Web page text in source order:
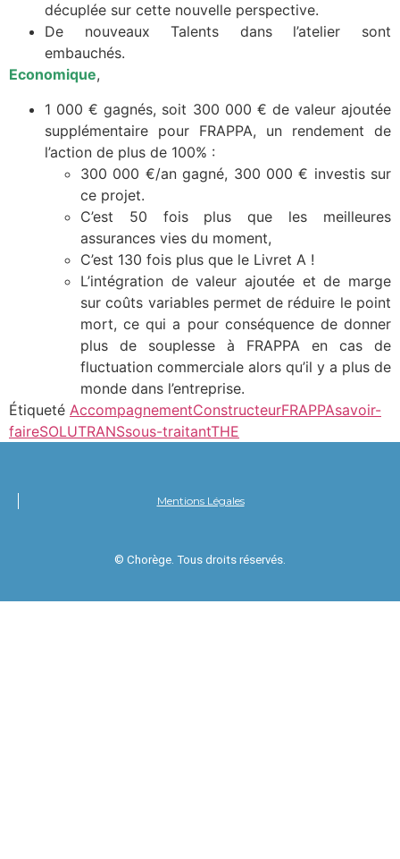
décuplée sur cette nouvelle perspective.
De nouveaux Talents dans l’atelier sont
embauchés.
Economique,
1 000 € gagnés, soit 300 000 € de valeur ajoutée
supplémentaire pour FRAPPA, un rendement de
l’action de plus de 100% :
300 000 €/an gagné, 300 000 € investis sur
ce projet.
C’est 50 fois plus que les meilleures
assurances vies du moment,
C’est 130 fois plus que le Livret A !
L’intégration de valeur ajoutée et de marge
sur coûts variables permet de réduire le point
mort, ce qui a pour conséquence de donner
plus de souplesse à FRAPPA en cas de
fluctuation commerciale alors qu’il y a plus de
monde dans l’entreprise.
Étiqueté AccompagnementConstructeurFRAPPAsavoir-
faireSOLUTRANSsous-traitantTHE
Mentions Légales
© Chorège. Tous droits réservés.